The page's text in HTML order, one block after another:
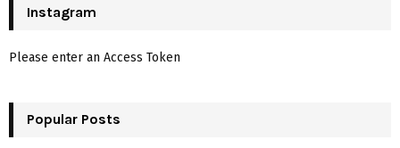
Instagram
Please enter an Access Token
Popular Posts